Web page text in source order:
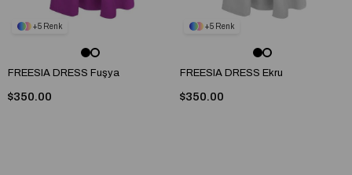
5
FREESIA DRESS Fuşya
$350.00
5
FREESIA DRESS Ekru
$350.00